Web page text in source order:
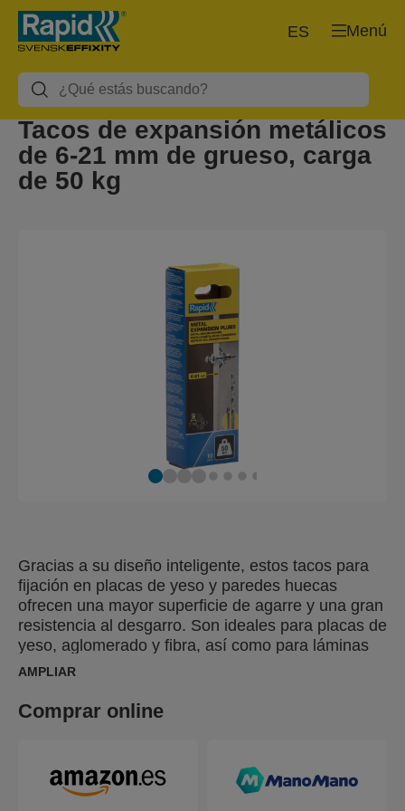
Menú
ES
Tacos de expansión metálicos
de 6-21 mm de grueso, carga
de 50 kg
Gracias a su diseño inteligente, estos tacos para
fijación en placas de yeso y paredes huecas
ofrecen una mayor superficie de agarre y una gran
resistencia al desgarro. Son ideales para placas de
yeso, aglomerado y fibra, así como para láminas
de plástico, metal y placas con un grosor de entre
punta de destornillador y una broca del tamaño
correspondiente, lo que le ayudará a conseguir
sin esfuerzo, utilice la herramienta de colocación
Rapid XP20 o XP30
AMPLIAR
Comprar online